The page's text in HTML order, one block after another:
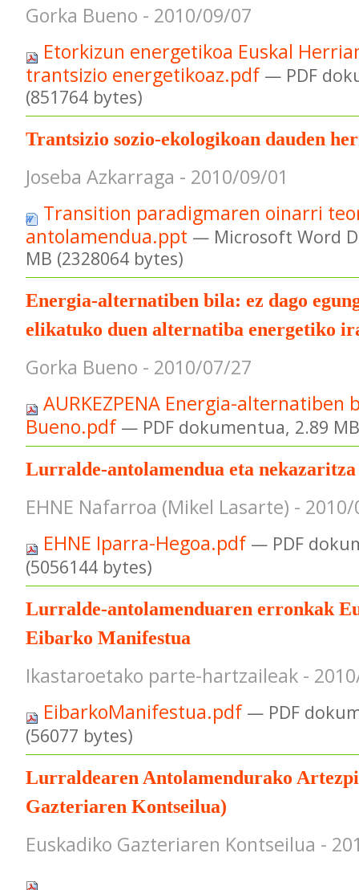
Gorka Bueno - 2010/09/07
Etorkizun energetikoa Euskal
trantsizio energetikoaz.pdf — PDF
(851764 bytes)
Trantsizio sozio-ekologikoan dauden
Joseba Azkarraga - 2010/09/01
Transition paradigmaren oinarri
antolamendua.ppt — Microsoft Word
MB (2328064 bytes)
Energia-alternatiben bila: ez dago
elikatuko duen alternatiba energetiko
Gorka Bueno - 2010/07/27
AURKEZPENA Energia-alternatiben
Bueno.pdf — PDF dokumentua, 2.89
Lurralde-antolamendua eta nekazaritza
EHNE Nafarroa (Mikel Lasarte) -
EHNE Iparra-Hegoa.pdf — PDF
(5056144 bytes)
Lurralde-antolamenduaren erronkak
Eibarko Manifestua
Ikastaroetako parte-hartzaileak -
EibarkoManifestua.pdf — PDF
(56077 bytes)
Lurraldearen Antolamendurako
Gazteriaren Kontseilua)
Euskadiko Gazteriaren Kontseilua -